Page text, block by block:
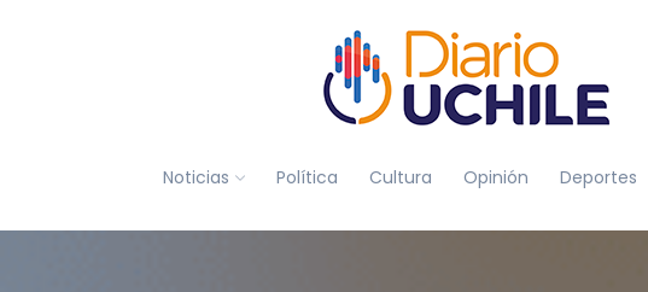
Noticias Política Cultura Opinión Deportes